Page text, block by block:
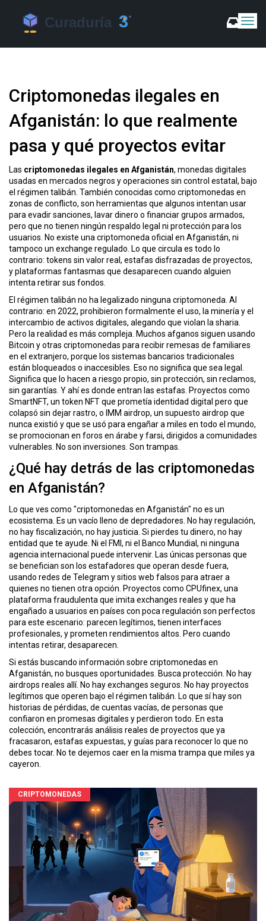
C
m
N
a
i
Criptomonedas ilegales en
Afganistán: lo que realmente
pasa y qué proyectos evitar
Las criptomonedas ilegales en Afganistán, monedas digitales
usadas en mercados negros y operaciones sin control estatal, bajo
el régimen talibán . También conocidas como criptomonedas en
zonas de conflicto, son herramientas que algunos intentan usar
para evadir sanciones, lavar dinero o financiar grupos armados,
pero que no tienen ningún respaldo legal ni protección para los
usuarios. No existe una criptomoneda oficial en Afganistán, ni
tampoco un exchange regulado. Lo que circula es todo lo
contrario: tokens sin valor real, estafas disfrazadas de proyectos,
y plataformas fantasmas que desaparecen cuando alguien
intenta retirar sus fondos.
El régimen talibán no ha legalizado ninguna criptomoneda. Al
contrario: en 2022, prohibieron formalmente el uso, la minería y el
intercambio de activos digitales, alegando que violan la sharia.
Pero la realidad es más compleja. Muchos afganos siguen usando
Bitcoin y otras criptomonedas para recibir remesas de familiares
en el extranjero, porque los sistemas bancarios tradicionales
están bloqueados o inaccesibles. Eso no significa que sea legal.
Significa que lo hacen a riesgo propio, sin protección, sin reclamos,
sin garantías. Y ahí es donde entran las estafas. Proyectos como
SmartNFT, un token NFT que prometía identidad digital pero que
colapsó sin dejar rastro, o IMM airdrop, un supuesto airdrop que
nunca existió y que se usó para engañar a miles en todo el mundo,
se promocionan en foros en árabe y farsi, dirigidos a comunidades
vulnerables. No son inversiones. Son trampas.
¿Qué hay detrás de las criptomonedas
en Afganistán?
Lo que ves como "criptomonedas en Afganistán" no es un
ecosistema. Es un vacío lleno de depredadores. No hay regulación,
no hay fiscalización, no hay justicia. Si pierdes tu dinero, no hay
entidad que te ayude. Ni el FMI, ni el Banco Mundial, ni ninguna
agencia internacional puede intervenir. Las únicas personas que
se benefician son los estafadores que operan desde fuera,
usando redes de Telegram y sitios web falsos para atraer a
quienes no tienen otra opción. Proyectos como CPUfinex, una
plataforma fraudulenta que imita exchanges reales y que ha
engañado a usuarios en países con poca regulación son perfectos
para este escenario: parecen legítimos, tienen interfaces
profesionales, y prometen rendimientos altos. Pero cuando
intentas retirar, desaparecen.
Si estás buscando información sobre criptomonedas en
Afganistán, no busques oportunidades. Busca protección. No hay
airdrops reales allí. No hay exchanges seguros. No hay proyectos
legítimos que operen bajo el régimen talibán. Lo que sí hay son
historias de pérdidas, de cuentas vacías, de personas que
confiaron en promesas digitales y perdieron todo. En esta
colección, encontrarás análisis reales de proyectos que ya
fracasaron, estafas expuestas, y guías para reconocer lo que no
debes tocar. No te dejemos caer en la misma trampa que miles ya
cayeron.
CRIPTOMONEDAS